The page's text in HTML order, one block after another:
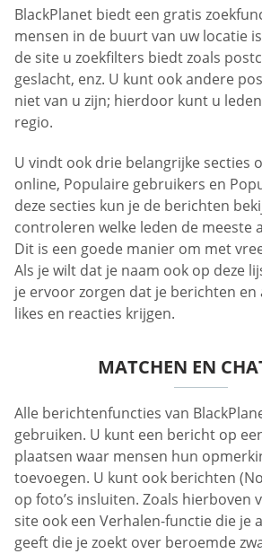
BlackPlanet biedt een gratis
mensen in de buurt van uw locatie
de site u zoekfilters biedt zoals
geslacht, enz. U kunt ook andere
niet van u zijn; hierdoor kunt u
regio.
U vindt ook drie belangrijke secties
online, Populaire gebruikers en
deze secties kun je de berichten
controleren welke leden de meeste
Dit is een goede manier om met
Als je wilt dat je naam ook op deze
je ervoor zorgen dat je berichten en
likes en reacties krijgen.
MATCHEN EN
Alle berichtenfuncties van
gebruiken. U kunt een bericht op
plaatsen waar mensen hun
toevoegen. U kunt ook berichten
op foto’s insluiten. Zoals hierboven
site ook een Verhalen-functie die je
geeft die je zoekt over beroemde